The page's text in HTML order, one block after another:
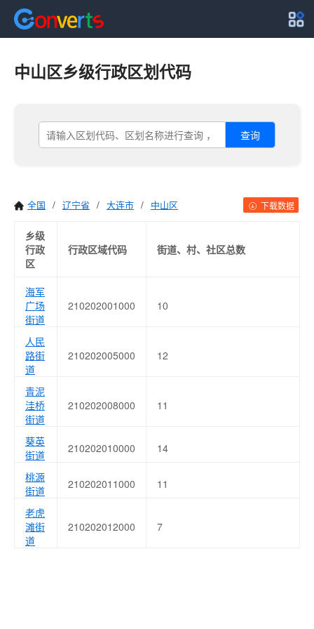
中山区乡级行政区划代码
查询
全国 / 辽宁省 / 大连市 / 中山区 下载数据
乡级
行政
区
行政区域代码 街道、村、社区总数
海军
广场
街道
210202001000 10
人民
路街
道
210202005000 12
青泥
洼桥
街道
210202008000 11
葵英
街道
210202010000 14
桃源
街道
210202011000 11
老虎
滩街
道
210202012000 7